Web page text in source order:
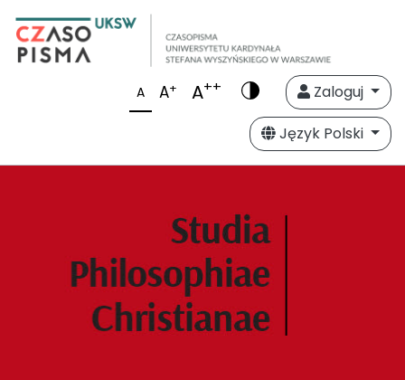
A A+ A++
Zaloguj
Język Polski